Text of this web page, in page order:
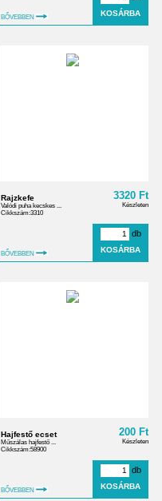
BŐVEBBEN
Rajzkefe
Valódi puha kecskes ...
Cikkszám:3310
BŐVEBBEN
3320 Ft
Készleten
db
Hajfestő ecset
Műszálas hajfestő ...
Cikkszám:58900
BŐVEBBEN
200 Ft
Készleten
db